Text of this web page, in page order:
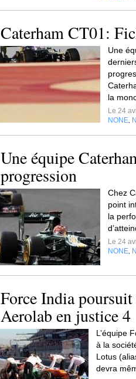
Caterham CT01:
Une
la
Le 24
NONE
Une équipe
progression
Chez
point
la
Le 24
NONE
Force India
Aerolab en justice 4
L’équipe
à la
Lotus
devra